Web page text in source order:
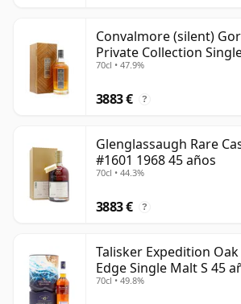
Convalmore (silent)
Private Collection
años
70cl • 47.9%
3883 € ?
Glenglassaugh Rare
#1601 1968 45 años
70cl • 44.3%
3883 € ?
Talisker Expedition Oak
Edge Single Malt S 45
70cl • 49.8%